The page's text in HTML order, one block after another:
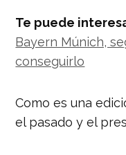
Te puede
Bayern Múnich,
conseguirlo
Como es una
el pasado y el